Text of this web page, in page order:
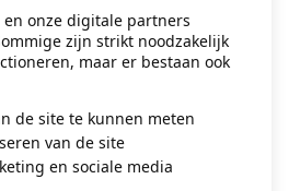
.
en onze digitale partners
zijn strikt noodzakelijk
maar er bestaan ook
de site te kunnen meten
van de site
en sociale media